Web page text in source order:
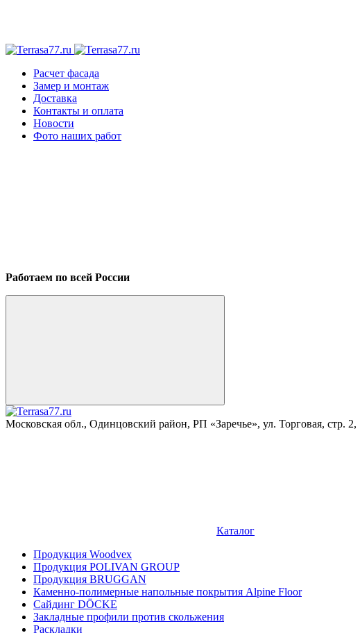
Расчет фасада
Замер и монтаж
Доставка
Контакты и оплата
Новости
Фото наших работ
Работаем по всей России
Московская обл., Одинцовский район, РП «Заречье», ул. Торговая, стр.
Каталог
Продукция Woodvex
Продукция POLIVAN GROUP
Продукция BRUGGAN
Каменно-полимерные напольные покрытия Alpine Floor
Сайдинг DÖCKE
Закладные профили против скольжения
Раскладки